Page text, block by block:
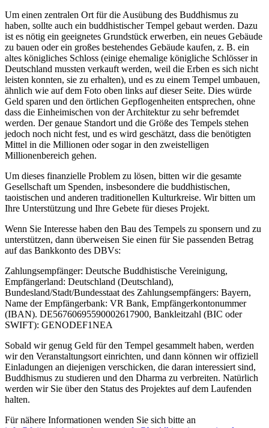
Um einen zentralen Ort für die Ausübung des Buddhismus zu
haben, sollte auch ein buddhistischer Tempel gebaut werden. Dazu
ist es nötig ein geeignetes Grundstück erwerben, ein neues Gebäude
zu bauen oder ein großes bestehendes Gebäude kaufen, z. B. ein
altes königliches Schloss (einige ehemalige königliche Schlösser in
Deutschland mussten verkauft werden, weil die Erben es sich nicht
leisten konnten, sie zu erhalten), und es zu einem Tempel umbauen,
ähnlich wie auf dem Foto oben links auf dieser Seite. Dies würde
Geld sparen und den örtlichen Gepflogenheiten entsprechen, ohne
dass die Einheimischen von der Architektur zu sehr befremdet
werden. Der genaue Standort und die Größe des Tempels stehen
jedoch noch nicht fest, und es wird geschätzt, dass die benötigten
Mittel in die Millionen oder sogar in den zweistelligen
Millionenbereich gehen.
Um dieses finanzielle Problem zu lösen, bitten wir die gesamte
Gesellschaft um Spenden, insbesondere die buddhistischen,
taoistischen und anderen traditionellen Kulturkreise. Wir bitten um
Ihre Unterstützung und Ihre Gebete für dieses Projekt.
Wenn Sie Interesse haben den Bau des Tempels zu sponsern und zu
unterstützen, dann überweisen Sie einen für Sie passenden Betrag
auf das Bankkonto des DBVs:
Zahlungsempfänger: Deutsche Buddhistische Vereinigung,
Empfängerland: Deutschland (Deutschland),
Bundesland/Stadt/Bundesstaat des Zahlungsempfängers: Bayern,
Name der Empfängerbank: VR Bank, Empfängerkontonummer
(IBAN). DE56760695590002617900, Bankleitzahl (BIC oder
SWIFT): GENODEF1NEA
Sobald wir genug Geld für den Tempel gesammelt haben, werden
wir den Veranstaltungsort einrichten, und dann können wir offiziell
Einladungen an diejenigen verschicken, die daran interessiert sind,
Buddhismus zu studieren und den Dharma zu verbreiten. Natürlich
werden wir Sie über den Status des Projektes auf dem Laufenden
halten.
Für nähere Informationen wenden Sie sich bitte an